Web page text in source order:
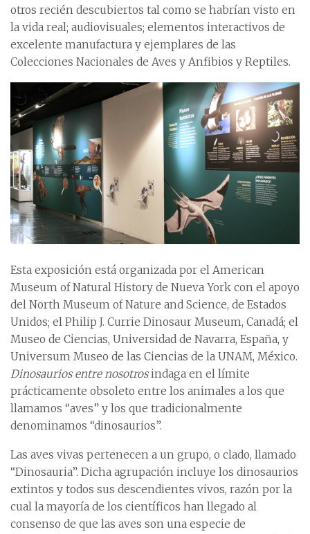
otros recién descubiertos tal como se habrían visto en
la vida real; audiovisuales; elementos interactivos de
excelente manufactura y ejemplares de las
Colecciones Nacionales de Aves y Anfibios y Reptiles.
Esta exposición está organizada por el American
Museum of Natural History de Nueva York con el apoyo
del North Museum of Nature and Science, de Estados
Unidos; el Philip J. Currie Dinosaur Museum, Canadá; el
Museo de Ciencias, Universidad de Navarra, España, y
Universum Museo de las Ciencias de la UNAM, México.
Dinosaurios entre nosotrosindaga en el límite
prácticamente obsoleto entre los animales a los que
llamamos “aves” y los que tradicionalmente
denominamos “dinosaurios”.
Las aves vivas pertenecen a un grupo, o clado, llamado
“Dinosauria”. Dicha agrupación incluye los dinosaurios
extintos y todos sus descendientes vivos, razón por la
cual la mayoría de los científicos han llegado al
consenso de que las aves son una especie de